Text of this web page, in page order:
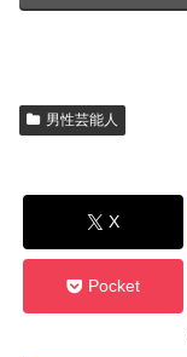
男性芸能人
X
Pocket